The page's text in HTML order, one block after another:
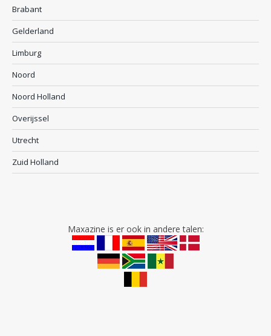
Brabant
Gelderland
Limburg
Noord
Noord Holland
Overijssel
Utrecht
Zuid Holland
Maxazine is er ook in andere talen: